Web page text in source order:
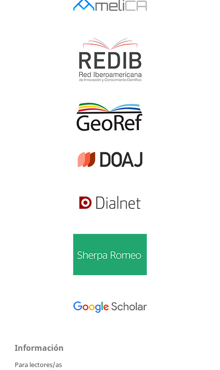
Información
Para lectores/as